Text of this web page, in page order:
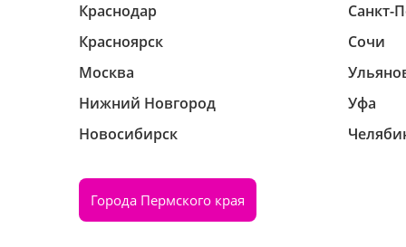
Краснодар
Красноярск
Москва
Нижний Новгород
Новосибирск
Санкт-
Сочи
Уфа
Города Пермского края